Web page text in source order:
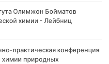
Олимжон Бойматов
химии - Лейбниц
практическая конференция
химии природных